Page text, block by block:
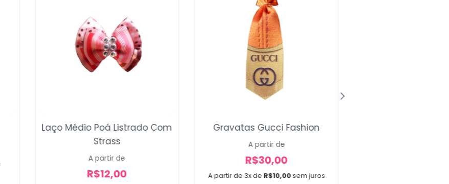
Laço Médio Poá Listrado Com
Strass
A partir de
R$12,00 A partir de 3x de R$10,00sem juros
Gravatas Gucci Fashion
A partir de
R$30,00